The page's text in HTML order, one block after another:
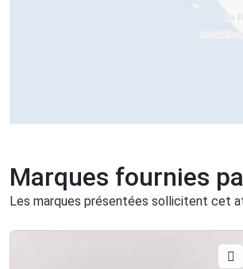
Marques fournies
Les marques présentées sollicitent cet